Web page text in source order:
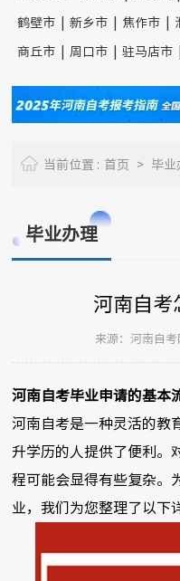
鹤壁市 新乡市 焦作市
商丘市 周口市 驻马店市
当前位置 : 首页 > 毕业
毕业办理
河南自考
来源：河南自
河南自考毕业申请的基本
河南自考是一种灵活的教
升学历的人提供了便利。
程可能会显得有些复杂。
业，我们为您整理了以下